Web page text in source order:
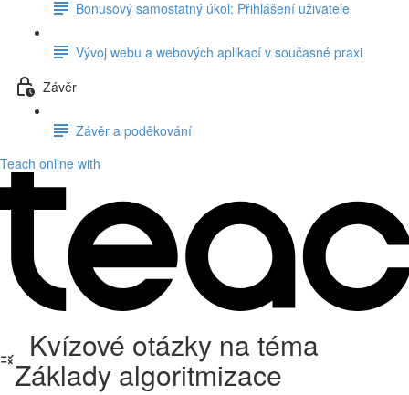
Bonusový samostatný úkol: Přihlášení uživatele
Vývoj webu a webových aplikací v současné praxi
Závěr
Závěr a poděkování
Teach online with
Kvízové otázky na téma
Základy algoritmizace